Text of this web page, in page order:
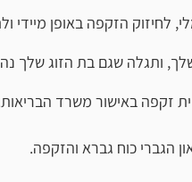
בת הזוג שלך נהנית הרבה
משרד הבריאות.
גברא והזקפה.